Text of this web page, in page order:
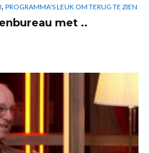
, PROGRAMMA'S LEUK OM TERUG TE ZIEN
met ..